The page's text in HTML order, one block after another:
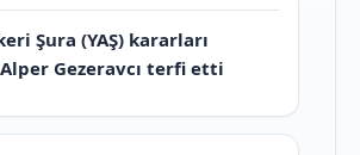
Şura (YAŞ) kararları
Alper Gezeravcı terfi etti